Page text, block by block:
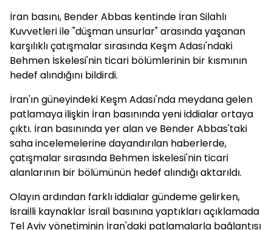
İran basını, Bender Abbas kentinde İran Silahlı
Kuvvetleri ile "düşman unsurlar" arasında yaşanan
karşılıklı çatışmalar sırasında Keşm Adası'ndaki
Behmen İskelesi'nin ticari bölümlerinin bir kısmının
hedef alındığını bildirdi.
İran'ın güneyindeki Keşm Adası'nda meydana gelen
patlamaya ilişkin İran basınında yeni iddialar ortaya
çıktı. İran basınında yer alan ve Bender Abbas'taki
saha incelemelerine dayandırılan haberlerde,
çatışmalar sırasında Behmen İskelesi'nin ticari
alanlarının bir bölümünün hedef alındığı aktarıldı.
Olayın ardından farklı iddialar gündeme gelirken,
İsrailli kaynaklar İsrail basınına yaptıkları açıklamada
Tel Aviv yönetiminin İran'daki patlamalarla bağlantısı